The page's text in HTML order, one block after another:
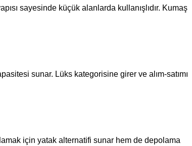
sayesinde küçük alanlarda kullanışlıdır. Kumaş
sunar. Lüks kategorisine girer ve alım-satımı
için yatak alternatifi sunar hem de depolama